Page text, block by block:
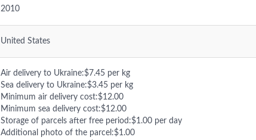
2010
United States
Air delivery to Ukraine:$7.45 per kg
Sea delivery to Ukraine:$3.45 per kg
Minimum air delivery cost:$12.00
Minimum sea delivery cost:$12.00
Storage of parcels after free period:$1.00 per day
Additional photo of the parcel:$1.00